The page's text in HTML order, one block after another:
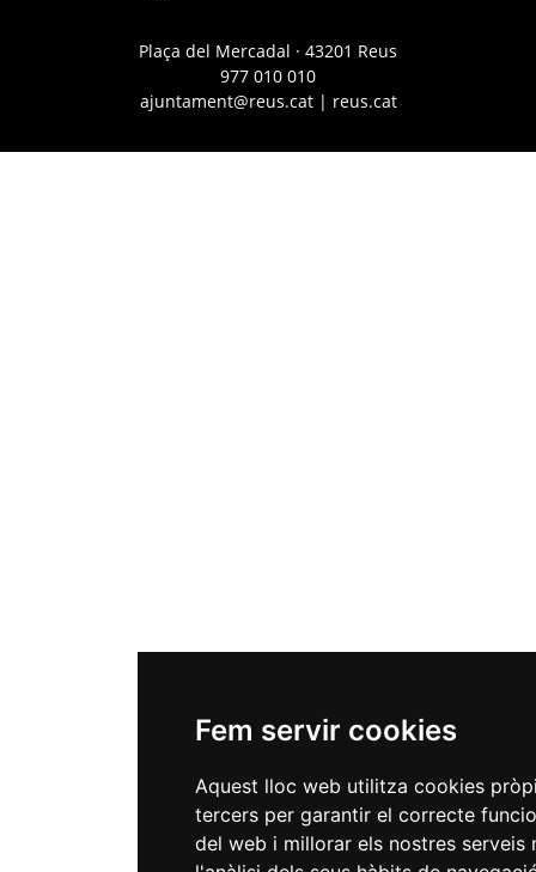
Fem servir cookies
Aquest lloc web utilitza cookies
tercers per garantir el correcte
del web i millorar els nostres serveis
Plaça del Mercadal · 43201 Reus
977 010 010
ajuntament@reus.cat| reus.cat